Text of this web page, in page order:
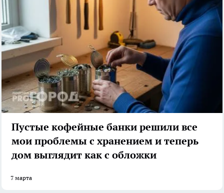
Пустые кофейные банки решили все
мои проблемы с хранением и теперь
дом выглядит как с обложки
7 марта